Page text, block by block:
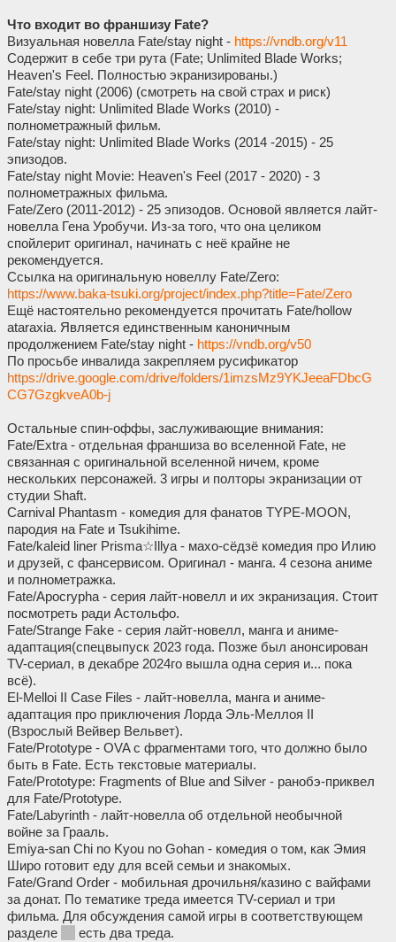
Что входит во франшизу Fate?
Визуальная новелла Fate/stay night - https://vndb.org/v11
Содержит в себе три рута (Fate; Unlimited Blade Works;
Heaven's Feel. Полностью экранизированы.)
Fate/stay night (2006) (смотреть на свой страх и риск)
Fate/stay night: Unlimited Blade Works (2010) -
полнометражный фильм.
Fate/stay night: Unlimited Blade Works (2014 -2015) - 25
эпизодов.
Fate/stay night Movie: Heaven's Feel (2017 - 2020) - 3
полнометражных фильма.
Fate/Zero (2011-2012) - 25 эпизодов. Основой является лайт-
новелла Гена Уробучи. Из-за того, что она целиком
спойлерит оригинал, начинать с неё крайне не
рекомендуется.
Ссылка на оригинальную новеллу Fate/Zero:
https://www.baka-tsuki.org/project/index.php?title=Fate/Zero
Ещё настоятельно рекомендуется прочитать Fate/hollow
ataraxia. Является единственным каноничным
продолжением Fate/stay night - https://vndb.org/v50
По просьбе инвалида закрепляем русификатор
https://drive.google.com/drive/folders/1imzsMz9YKJeeaFDbcG
CG7GzgkveA0b-j
Остальные спин-оффы, заслуживающие внимания:
Fate/Extra - отдельная франшиза во вселенной Fate, не
связанная с оригинальной вселенной ничем, кроме
нескольких персонажей. 3 игры и полторы экранизации от
студии Shaft.
Carnival Phantasm - комедия для фанатов TYPE-MOON,
пародия на Fate и Tsukihime.
Fate/kaleid liner Prisma☆Illya - махо-сёдзё комедия про Илию
и друзей, с фансервисом. Оригинал - манга. 4 сезона аниме
и полнометражка.
Fate/Apocrypha - серия лайт-новелл и их экранизация. Стоит
посмотреть ради Астольфо.
Fate/Strange Fake - серия лайт-новелл, манга и аниме-
адаптация(спецвыпуск 2023 года. Позже был анонсирован
TV-сериал, в декабре 2024го вышла одна серия и... пока
всё).
El-Melloi II Case Files - лайт-новелла, манга и аниме-
адаптация про приключения Лорда Эль-Меллоя II
(Взрослый Вейвер Вельвет).
Fate/Prototype - OVA с фрагментами того, что должно было
быть в Fate. Есть текстовые материалы.
Fate/Prototype: Fragments of Blue and Silver - ранобэ-приквел
для Fate/Prototype.
Fate/Labyrinth - лайт-новелла об отдельной необычной
войне за Грааль.
Emiya-san Chi no Kyou no Gohan - комедия о том, как Эмия
Широ готовит еду для всей семьи и знакомых.
Fate/Grand Order - мобильная дрочильня/казино с вайфами
за донат. По тематике треда имеется TV-сериал и три
фильма. Для обсуждения самой игры в соответствующем
разделе
есть два треда.